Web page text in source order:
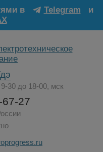
в Telegram
и
30 до 18-00, мск
27